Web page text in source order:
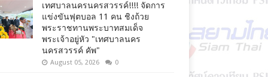
เทศบาลนครนครสวรรค์!!!! จัดการ
แข่งขันฟุตบอล 11 คน ชิงถ้วย
พระราชทานพระบาทสมเด็จ
พระเจ้าอยู่หัว "เทศบาลนคร
นครสวรรค์ คัพ"
August 05, 2026 0